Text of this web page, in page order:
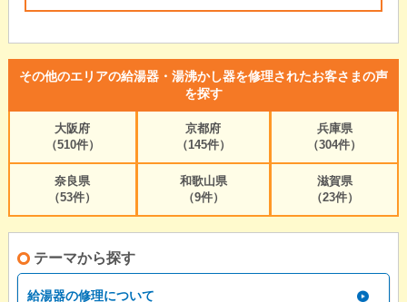
その他のエリアの給湯器・湯沸かし器を修理されたお客さまの声
を探す
大阪府
（510件）
京都府
（145件）
兵庫県
（304件）
奈良県
（53件）
和歌山県
（9件）
滋賀県
（23件）
テーマから探す
給湯器の修理について